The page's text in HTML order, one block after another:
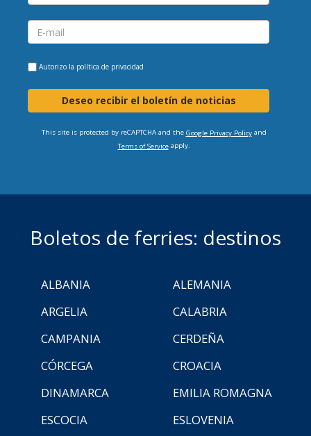
Autorizo la política de privacidad
Deseo recibir el boletín de noticias
This site is protected by reCAPTCHA and the Google Privacy Policyand
Terms of Serviceapply.
Boletos de ferries: destinos
ALBANIA
ALEMANIA
ARGELIA
CALABRIA
CAMPANIA
CERDEÑA
CÓRCEGA
CROACIA
DINAMARCA
EMILIA ROMAGNA
ESCOCIA
ESLOVENIA